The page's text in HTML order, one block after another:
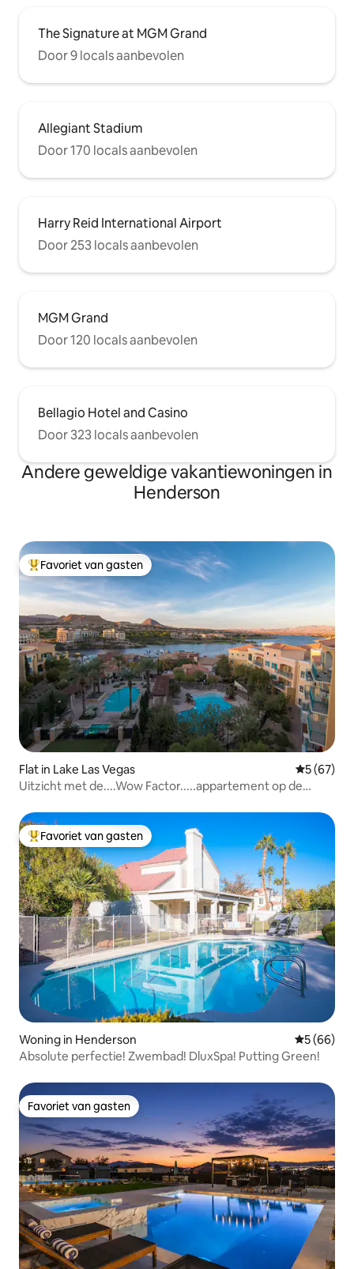
The Signature at MGM Grand
Door 9 locals aanbevolen
Allegiant Stadium
Door 170 locals aanbevolen
Harry Reid International Airport
Door 253 locals aanbevolen
MGM Grand
Door 120 locals aanbevolen
Bellagio Hotel and Casino
Door 323 locals aanbevolen
Andere geweldige vakantiewoningen in
Henderson
Topfavoriet van gasten
Favoriet van gasten
Flat in Lake Las Vegas
5 (67)
Uitzicht met de....Wow Factor.....appartement op de
Topfavoriet van gasten
Favoriet van gasten
Woning in Henderson
5 (66)
Absolute perfectie! Zwembad! DluxSpa! Putting Green!
Favoriet van gasten
Favoriet van gasten